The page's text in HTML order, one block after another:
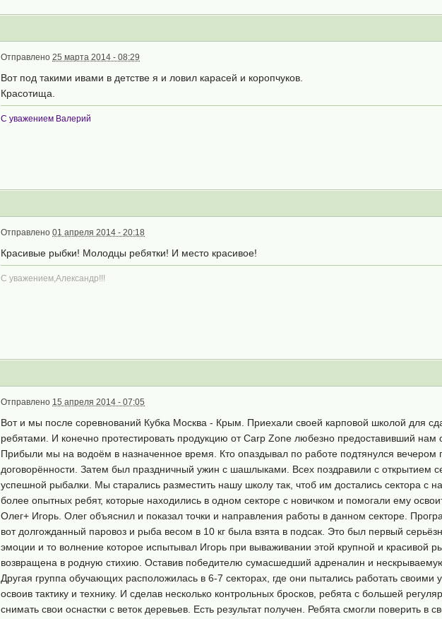
Отправлено25 марта 2014 - 08:29
Вот под такими ивами в детстве я и ловил карасей и коропчуков.
Красотища.
С уважением Валерий
Отправлено01 апреля 2014 - 20:18
Красивые рыбки! Молодцы ребятки! И место красивое!
С уважением,Александр!!!
Отправлено 15 апреля 2014 - 07:05
Вот и мы после соревнований Кубка Москва - Крым. Приехали своей карповой школой для
ребятами. И конечно протестировать продукцию от Carp Zone любезно предоставивший
Прибыли мы на водоём в назначенное время. Кто опаздывал по работе подтянулся вечером
договорённости. Затем был праздничный ужин с шашлыками. Всех поздравили с открытием
успешной рыбалки. Мы старались разместить нашу школу так, чтоб им достались сектора с
более опытных ребят, которые находились в одном секторе с новичком и помогали ему
Олег+ Игорь. Олег объяснил и показал точки и направления работы в данном секторе.
вот долгожданный паровоз и рыба весом в 10 кг была взята в подсак. Это был первый
эмоции и то волнение которое испытывал Игорь при вываживании этой крупной и красивой
возвращена в родную стихию. Оставив победителю сумасшедший адреналин и
Другая группа обучающих расположилась в 6-7 секторах, где они пытались работать
освоив тактику и технику. И сделав несколько контрольных бросков, ребята с большей
снимать свои оснастки с веток деревьев. Есть результат получен. Ребята смогли поверить